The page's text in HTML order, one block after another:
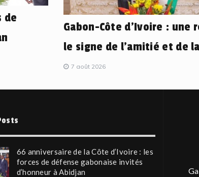
de
Gabon-Côte d’Ivoire : une
le signe de l’amitié et de
7 août 2026
66 anniversaire de la Côte d’Ivoire : les
forces de défense gabonaise invités
d’honneur à Abidjan